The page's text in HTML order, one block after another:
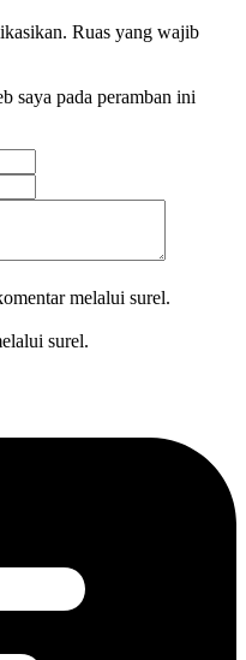
Ruas yang wajib
saya pada peramban ini
melalui surel.
surel.